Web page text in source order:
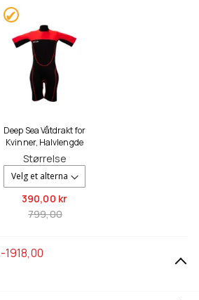
Deep Sea Våtdrakt for
Kvinner, Halvlengde
Størrelse
390,00 kr
799,00
-1918,00